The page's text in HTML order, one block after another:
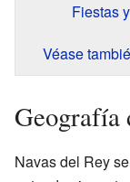
Fiestas
Véase
Geografía
Navas del Rey